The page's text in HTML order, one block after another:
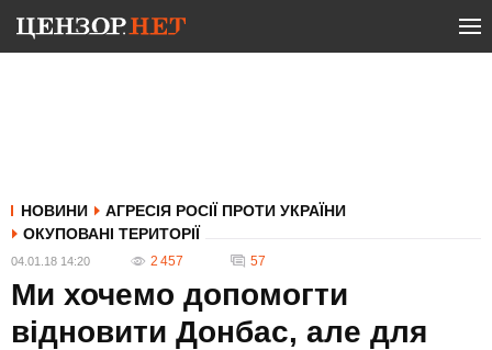
НОВИНИ
АГРЕСІЯ РОСІЇ ПРОТИ УКРАЇНИ
ОКУПОВАНІ ТЕРИТОРІЇ
04.01.18 14:20 2 457 57
Ми хочемо допомогти
відновити Донбас, але для